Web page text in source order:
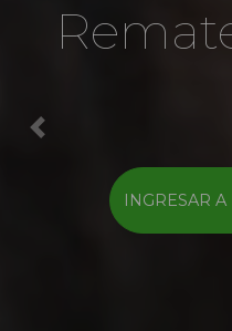
INGRESAR
Previous